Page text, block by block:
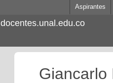
Aspirantes
docentes.unal.edu.co
Giancarlo